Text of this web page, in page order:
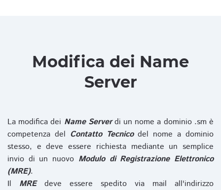
Modifica dei Name
Server
La modifica dei Name Serverdi un nome a dominio .sm è
competenza del Contatto Tecnicodel nome a dominio
stesso, e deve essere richiesta mediante un semplice
invio di un nuovo Modulo di Registrazione Elettronico
(MRE).
Il MREdeve essere spedito via mail all'indirizzo